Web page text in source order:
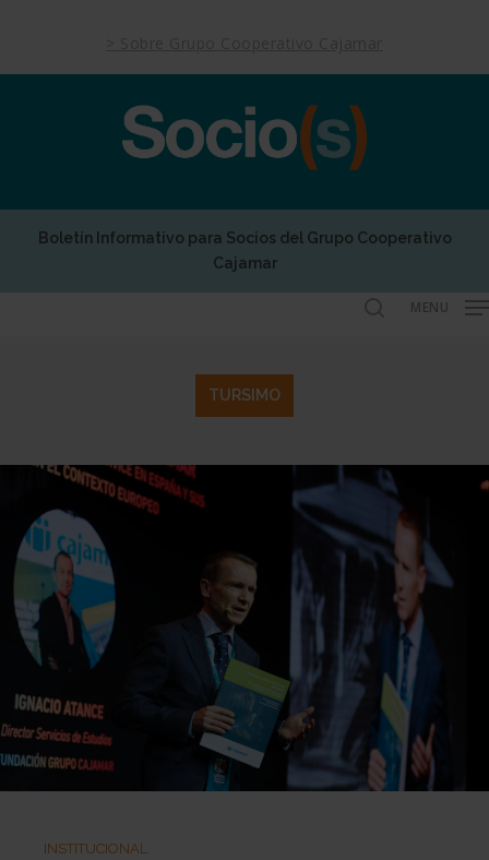
main
Boletín Informativo para Socios del Grupo Cooperativo
Cajamar
MENU
TURSIMO
INSTITUCIONAL